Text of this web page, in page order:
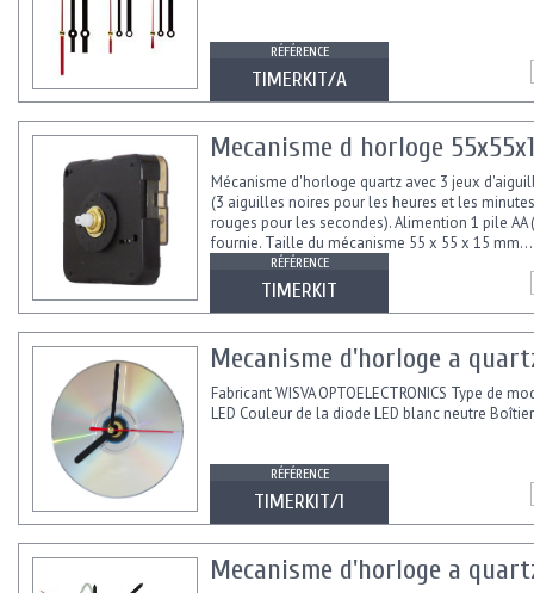
RÉFÉRENCE
TIMERKIT/A
Mecanisme d horloge
Mécanisme d'horloge quartz avec 3 jeux
(3 aiguilles noires pour les heures et les
rouges pour les secondes). Alimention 1 pile AA
fournie. Taille du mécanisme 55 x 55 x 15 mm...
RÉFÉRENCE
TIMERKIT
Mecanisme d'horloge a
Fabricant WISVA OPTOELECTRONICS Type de
LED Couleur de la diode LED blanc neutre
RÉFÉRENCE
TIMERKIT/1
Mecanisme d'horloge a